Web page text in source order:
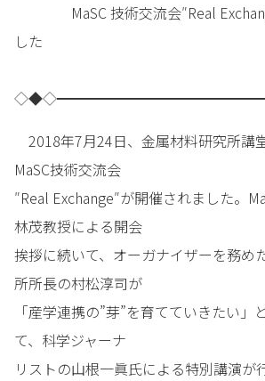
MaSC 技術交流会″Real
した
2018年7月24日、金属材料研究所講
MaSC技術交流会
″Real Exchange″が開催されました。
林茂教授による開会
挨拶に続いて、オーガナイザーを務め
所所長の村松淳司が
「産学連携の”芽”を育てていきたい」
て、科学ジャーナ
リストの山根一眞氏による特別講演が